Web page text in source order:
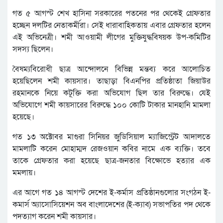
গত ৫ আগস্ট শেখ হাসিনা সরকারের পতনের পর থেকেই গ্রেফতার
হচ্ছেন দলটির নেতাকর্মীরা। সেই ধারাবাহিকতায় এবার গ্রেফতার হলেন
এই অভিনেত্রী। শমী আওয়ামী লীগের মুক্তিযুদ্ধবিষয়ক উপ-কমিটির
সদস্য ছিলেন।
বৈষম্যবিরোধী ছাত্র আন্দোলনে বিভিন্ন মন্তব্য করে আলোচিত
হয়েছিলেন শমী কায়সার। তাছাড়া বিএনপির প্রতিষ্ঠাতা জিয়াউর
রহমানকে নিয়ে কটূক্তি করা অভিযোগ ছিল তার বিরুদ্ধে। যেই
অভিযোগে শমী কায়সারের বিরুদ্ধে ১০০ কোটি টাকার মানহানি মামলা
হয়েছে।
গত ১৩ অক্টোবর মাগুরা সিনিয়র জুডিসিয়াল ম্যাজিস্ট্রেট আদালতে
মামলাটি করেন মোহাম্মদ রেজওয়ান কবির নামে এক ব্যক্তি। তবে
তাকে গ্রেফতার করা হয়েছে ছাত্র-জনতার বিক্ষোভে হত্যার এক
মমলায়।
এর আগে গত ১৪ আগস্ট দেশের ই-কর্মাস প্রতিষ্ঠানগুলোর সংগঠন ই-
কমার্স অ্যাসোসিয়েশন অব বাংলাদেশের (ই-ক্যাব) সভাপতির পদ থেকে
পদত্যাগ করেন শমী কায়সার।